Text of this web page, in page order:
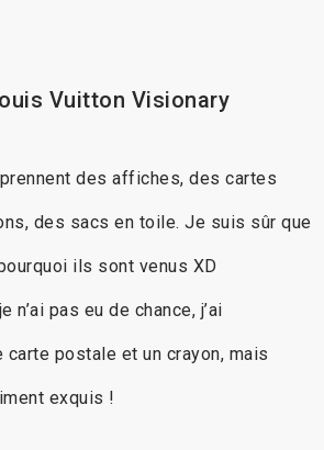
Vuitton Visionary
des affiches, des cartes
des sacs en toile. Je suis sûr que
ils sont venus XD
n’ai pas eu de chance, j’ai
carte postale et un crayon, mais
exquis !